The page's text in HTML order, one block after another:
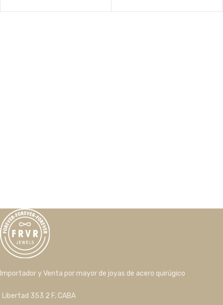
Importador y Venta por mayor de joyas de acero quirúgico
Libertad 353 2 F, CABA